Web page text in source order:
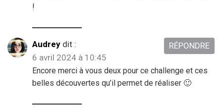
!
Audrey dit :
6 avril 2024 à 10:45
Encore merci à vous deux pour ce challenge et ces
belles découvertes qu’il permet de réaliser 🙂
RÉPONDRE